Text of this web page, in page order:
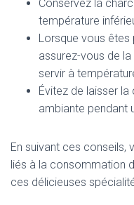
Conservez la
température
Lorsque vous
assurez-vous de
servir à
Évitez de laisser
ambiante pendant
En suivant ces conseils,
liés à la consommation
ces délicieuses